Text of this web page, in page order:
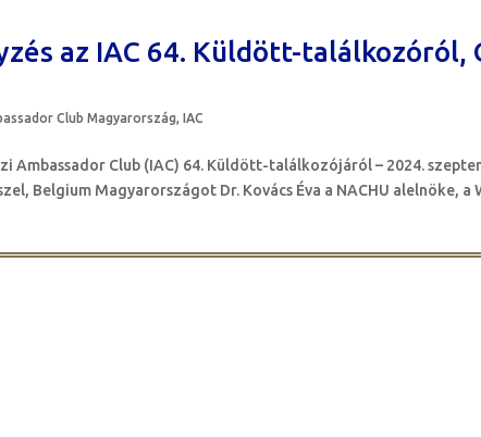
az IAC 64. Küldött-találkozóról,
Club Magyarország,IAC
Ambassador Club (IAC) 64. Küldött-találkozójáról – 2024.
Belgium Magyarországot Dr. Kovács Éva a NACHU alelnöke, a